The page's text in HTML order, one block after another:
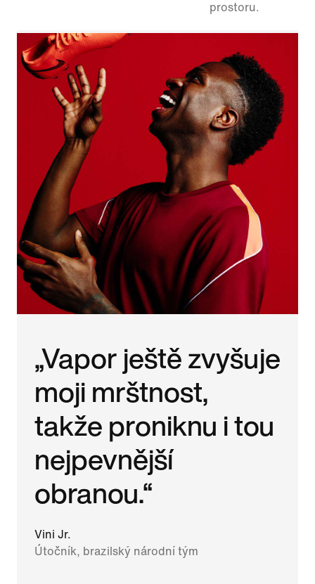
prostoru.
„Vapor ještě zvyšuje
moji mrštnost,
takže proniknu i tou
nejpevnější
obranou.“
Vini Jr.
Útočník, brazilský národní tým